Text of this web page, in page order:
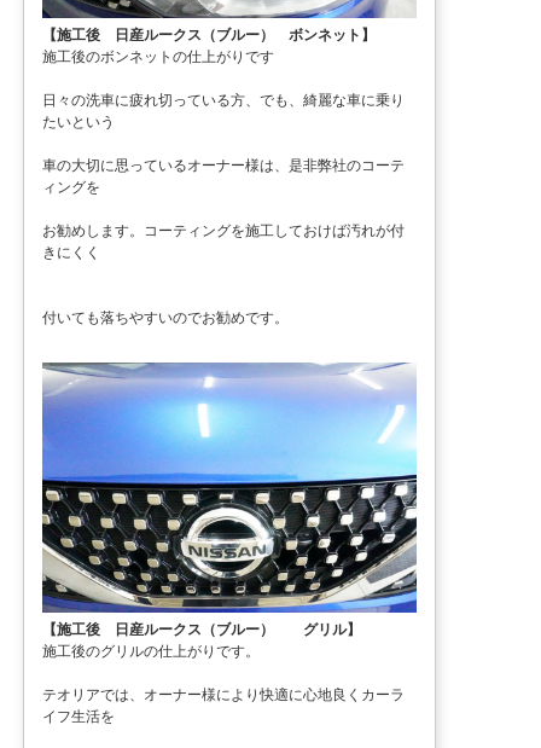
【施工後 日産ルークス（ブルー） ボンネット】
施工後のボンネットの仕上がりです
日々の洗車に疲れ切っている方、でも、綺麗な車に乗り
たいという
車の大切に思っているオーナー様は、是非弊社のコーテ
ィングを
お勧めします。コーティングを施工しておけば汚れが付
きにくく
付いても落ちやすいのでお勧めです。
【施工後 日産ルークス（ブルー） グリル】
施工後のグリルの仕上がりです。
テオリアでは、オーナー様により快適に心地良くカーラ
イフ生活を